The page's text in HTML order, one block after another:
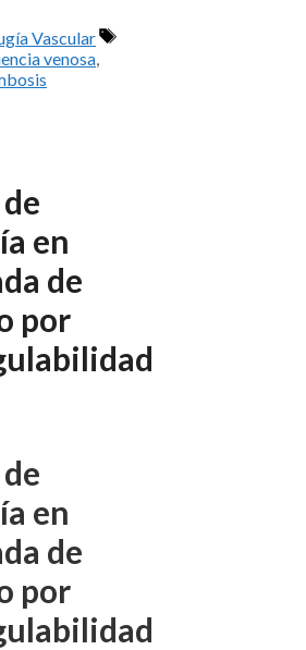
Vascular
Etiquetas
venosa,
en
de
por
en
de
por